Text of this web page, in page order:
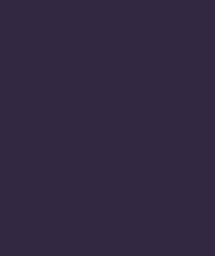
pifte din mobiltelefon